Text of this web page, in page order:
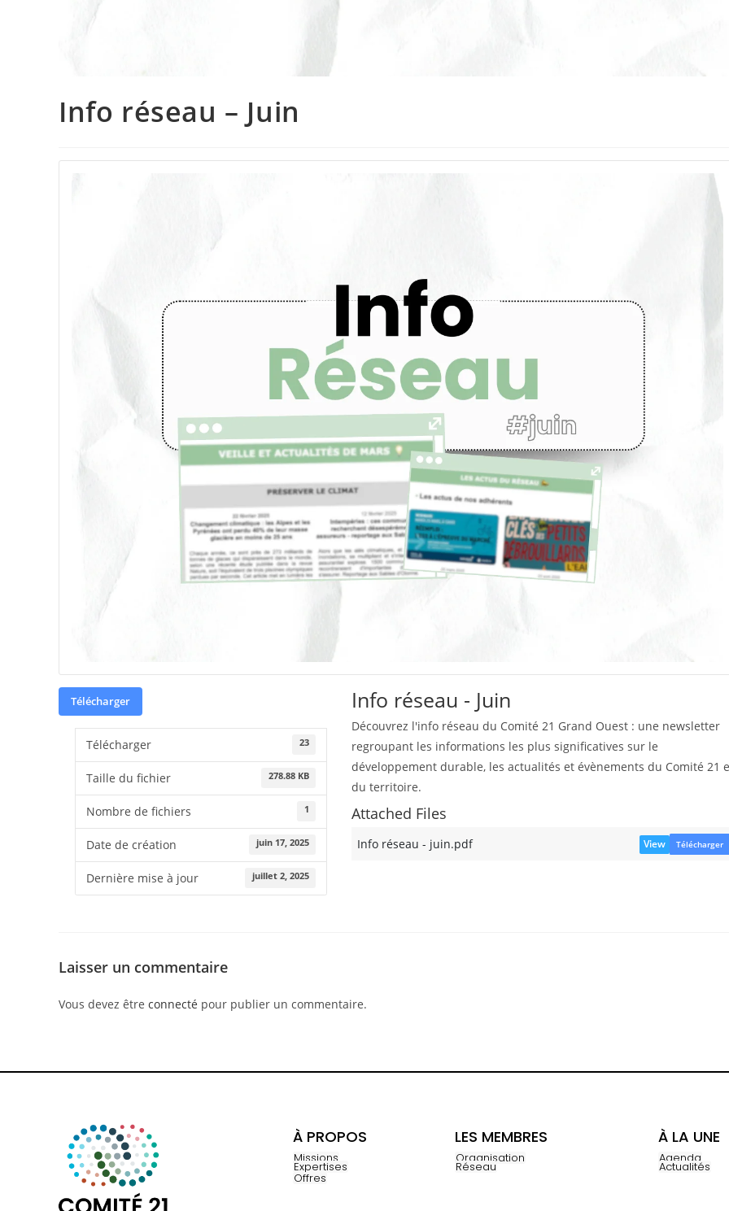
Info réseau – Juin
Télécharger
Télécharger 23
Taille du fichier 278.88 KB
Nombre de fichiers 1
Date de création juin 17, 2025
Dernière mise à jour juillet 2, 2025
Info réseau - Juin
Découvrez l'info réseau du Comité 21 Grand Ouest : une newsletter
regroupant les informations les plus significatives sur le
développement durable, les actualités et évènements du Comité 21
du territoire.
Attached Files
Info réseau - juin.pdf View Télécharger
Laisser un commentaire
Vous devez être connecté pour publier un commentaire.
À PROPOS
Missions
Expertises
Offres
LES MEMBRES
Organisation
Réseau
À LA UNE
Agenda
Actualités